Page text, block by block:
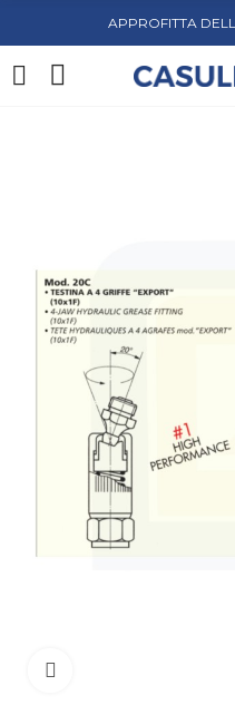
APPROFITTA